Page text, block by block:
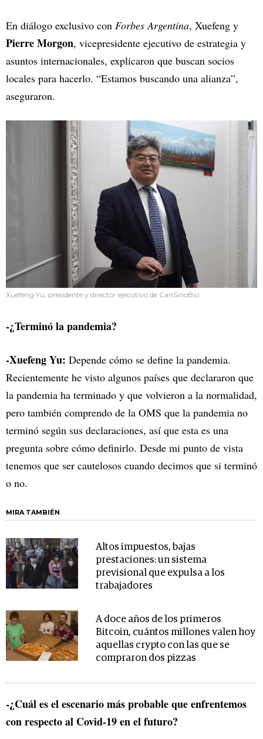
En diálogo exclusivo con Forbes Argentina, Xuefeng y
Pierre Morgon, vicepresidente ejecutivo de estrategia y
asuntos internacionales, explicaron que buscan socios
locales para hacerlo. “Estamos buscando una alianza”,
aseguraron.
Xuefeng Yu, presidente y director ejecutivo de CanSinoBio
-¿Terminó la pandemia?
-Xuefeng Yu: Depende cómo se define la pandemia.
Recientemente he visto algunos países que declararon que
la pandemia ha terminado y que volvieron a la normalidad,
pero también comprendo de la OMS que la pandemia no
terminó según sus declaraciones, así que esta es una
pregunta sobre cómo definirlo. Desde mi punto de vista
tenemos que ser cautelosos cuando decimos que si terminó
o no.
MIRA TAMBIÉN
Altos impuestos, bajas
prestaciones: un sistema
previsional que expulsa a los
trabajadores
A doce años de los primeros
Bitcoin, cuántos millones valen hoy
aquellas crypto con las que se
compraron dos pizzas
-¿Cuál es el escenario más probable que enfrentemos
con respecto al Covid-19 en el futuro?